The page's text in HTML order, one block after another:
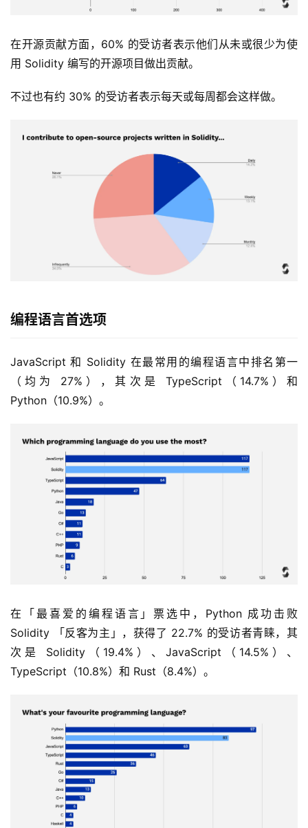
首
页
信
在开源贡献方面，60% 的受访者表示他们从未或很少为使
用 Solidity 编写的开源项目做出贡献。
不过也有约 30% 的受访者表示每天或每周都会这样做。
编程语言首选项
JavaScript 和 Solidity 在最常用的编程语言中排名第一
（均为 27%），其次是 TypeScript（14.7%）和
Python（10.9%）。
在「最喜爱的编程语言」票选中，Python 成功击败
Solidity 「反客为主」，获得了 22.7% 的受访者青睐，其
次是 Solidity（19.4%）、JavaScript（14.5%）、
TypeScript（10.8%）和 Rust（8.4%）。